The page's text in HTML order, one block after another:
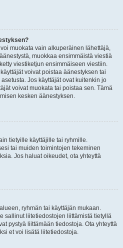
muokata vain alkuperäinen lähettäjä,
muokkaa ensimmäistä viestiä
viestiketjun ensimmäiseen viestiin.
voivat poistaa äänestyksen tai
Jos käyttäjät ovat kuitenkin jo
voivat muokata tai poistaa sen. Tämä
kesken äänestyksen.
tietyille käyttäjille tai ryhmille.
tai muiden toimintojen tekeminen
Jos haluat oikeudet, ota yhteyttä
ryhmän tai käyttäjän mukaan.
sallinut liitetiedostojen liittämistä tietyllä
pystyä liittämään tiedostoja. Ota yhteyttä
et voi lisätä liitetiedostoja.